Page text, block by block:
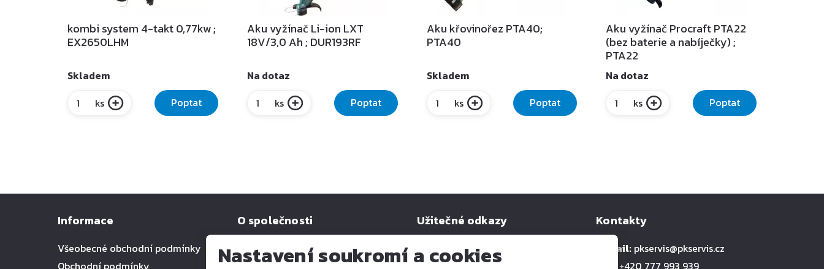
kombi system 4-takt 0,77kw ;
EX2650LHM
Skladem
ks
Poptat
Aku vyžínač Li-ion LXT
18V/3,0 Ah ; DUR193RF
Na dotaz
ks
Poptat
Aku křovinořez PTA40;
PTA40
Skladem
ks
Poptat
Aku vyžínač Procraft PTA22
(bez baterie a nabíječky) ;
PTA22
Na dotaz
ks
Poptat
Informace
Všeobecné obchodní podmínky
Obchodní podmínky
O společnosti
O nás
Kontakt
Užitečné odkazy
Způsoby doručení
Kontakty
E-mail: pkservis@pkservis.cz
+420 777 993 939
Nastavení soukromí a cookies